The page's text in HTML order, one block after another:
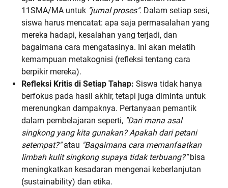
11SMA/MA untuk "jurnal proses". Dalam setiap sesi,
siswa harus mencatat: apa saja permasalahan yang
mereka hadapi, kesalahan yang terjadi, dan
bagaimana cara mengatasinya. Ini akan melatih
kemampuan metakognisi (refleksi tentang cara
berpikir mereka).
Refleksi Kritis di Setiap Tahap: Siswa tidak hanya
berfokus pada hasil akhir, tetapi juga diminta untuk
merenungkan dampaknya. Pertanyaan pemantik
dalam pembelajaran seperti, "Dari mana asal
singkong yang kita gunakan? Apakah dari petani
setempat?"atau "Bagaimana cara memanfaatkan
limbah kulit singkong supaya tidak terbuang?"bisa
meningkatkan kesadaran mengenai keberlanjutan
(sustainability) dan etika.